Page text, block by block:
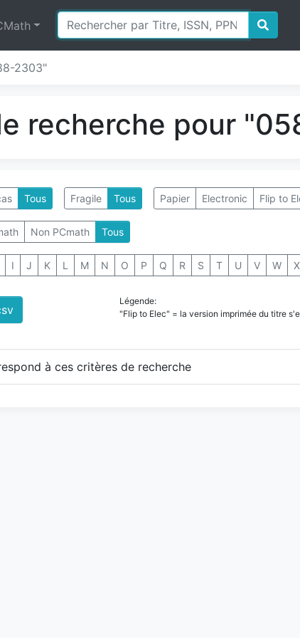
2303"
recherche pour
Tous Fragile Tous Papier Electronic Flip to
Non PCmath Tous
I J K L M N O P Q R S T U V W X
Légende:
"Flip to Elec" = la version imprimée du titre
à ces critères de recherche